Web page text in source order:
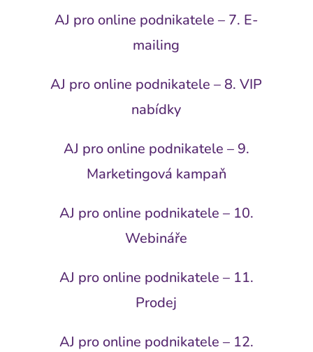
AJ pro online podnikatele – 7. E-
mailing
AJ pro online podnikatele – 8. VIP
nabídky
AJ pro online podnikatele – 9.
Marketingová kampaň
AJ pro online podnikatele – 10.
Webináře
AJ pro online podnikatele – 11.
Prodej
AJ pro online podnikatele – 12.